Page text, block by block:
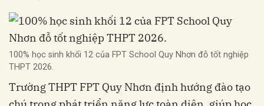
100% học sinh khối 12 của FPT School Quy Nhơn đỗ tốt nghiệp
THPT 2026.
Trường THPT FPT Quy Nhơn định hướng đào tạo